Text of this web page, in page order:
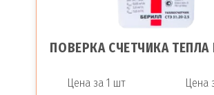
ПОВЕРКА СЧЕТЧИКА ТЕПЛА
Цена за 1 шт Цена